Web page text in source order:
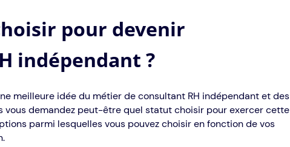
pour devenir
indépendant ?
meilleure idée du métier de consultant RH indépendant et des
vous demandez peut-être quel statut choisir pour exercer cette
parmi lesquelles vous pouvez choisir en fonction de vos